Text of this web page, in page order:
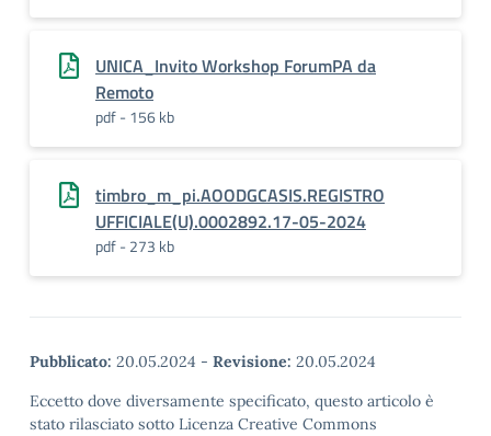
UNICA_Invito Workshop ForumPA da
Remoto
pdf - 156 kb
timbro_m_pi.AOODGCASIS.REGISTRO
UFFICIALE(U).0002892.17-05-2024
pdf - 273 kb
Pubblicato: 20.05.2024 - Revisione: 20.05.2024
Eccetto dove diversamente specificato, questo articolo è
stato rilasciato sotto Licenza Creative Commons